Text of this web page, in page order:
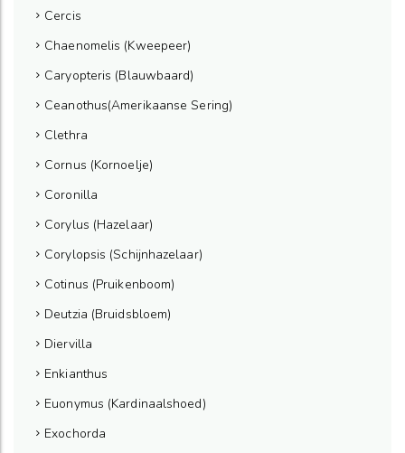
Cercis
Chaenomelis (Kweepeer)
Caryopteris (Blauwbaard)
Ceanothus(Amerikaanse Sering)
Clethra
Cornus (Kornoelje)
Coronilla
Corylus (Hazelaar)
Corylopsis (Schijnhazelaar)
Cotinus (Pruikenboom)
Deutzia (Bruidsbloem)
Diervilla
Enkianthus
Euonymus (Kardinaalshoed)
Exochorda